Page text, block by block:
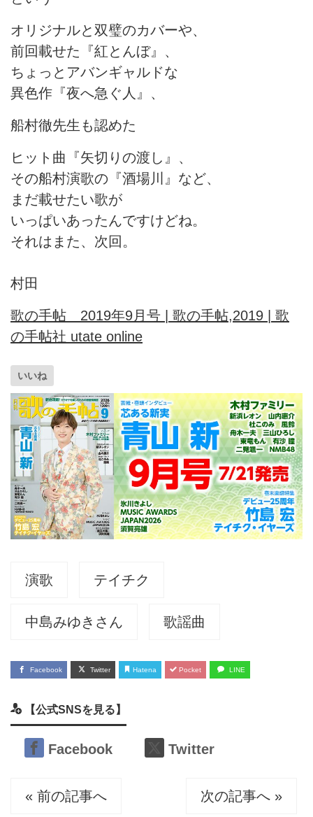
オリジナルと双璧のカバーや、
前回載せた『紅とんぼ』、
ちょっとアバンギャルドな
異色作『夜へ急ぐ人』、
船村徹先生も認めた
ヒット曲『矢切りの渡し』、
その船村演歌の『酒場川』など、
まだ載せたい歌が
いっぱいあったんですけどね。
それはまた、次回。
村田
歌の手帖 2019年9月号 | 歌の手帖,2019 | 歌
の手帖社 utate online
いいね
演歌 テイチク
中島みゆきさん 歌謡曲
Facebook Twitter Hatena Pocket LINE
【公式SNSを見る】
Facebook Twitter
« 前の記事へ 次の記事へ »